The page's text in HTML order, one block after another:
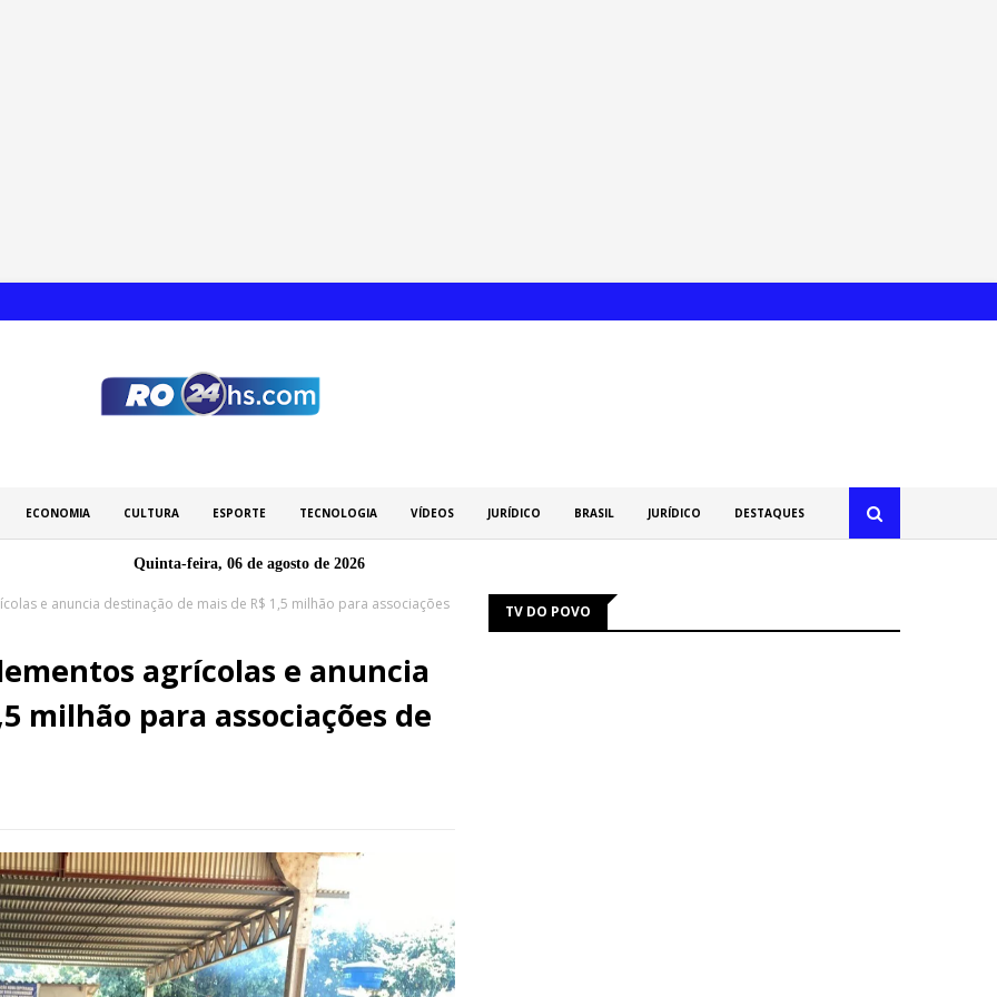
ECONOMIA CULTURA ESPORTE TECNOLOGIA VÍDEOS JURÍDICO BRASIL JURÍDICO DESTAQUES
Quinta-feira, 06 de agosto de 2026
e anuncia destinação de mais de R$ 1,5 milhão para associações
agrícolas e anuncia
milhão para associações de
TV DO POVO